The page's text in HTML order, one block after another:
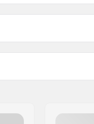
0.125" (0.3cm)